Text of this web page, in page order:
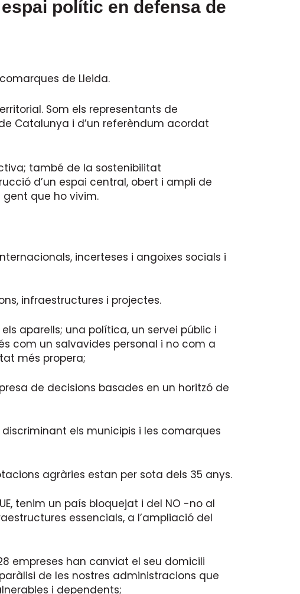
polític en defensa de
de Lleida.
Som els representants de
Catalunya i d’un referèndum acordat
també de la sostenibilitat
d’un espai central, obert i ampli de
que ho vivim.
incerteses i angoixes socials i
infraestructures i projectes.
aparells; una política, un servei públic i
com un salvavides personal i no com a
més propera;
de decisions basades en un horitzó de
els municipis i les comarques
agràries estan per sota dels 35 anys.
tenim un país bloquejat i del NO -no al
essencials, a l’ampliació del
empreses han canviat el seu domicili
de les nostres administracions que
i dependents;